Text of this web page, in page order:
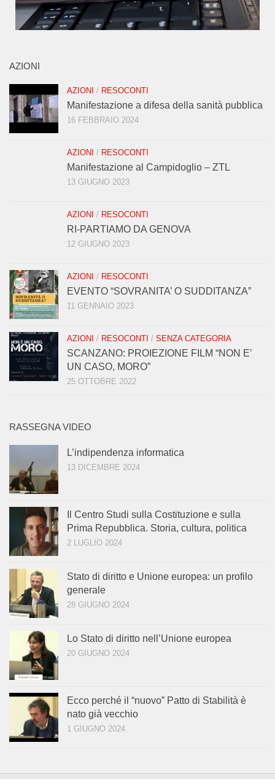
AZIONI
AZIONI / RESOCONTI
Manifestazione a difesa della sanità pubblica
16 FEBBRAIO 2024
AZIONI / RESOCONTI
Manifestazione al Campidoglio – ZTL
13 GIUGNO 2023
AZIONI / RESOCONTI
RI-PARTIAMO DA GENOVA
12 GIUGNO 2023
AZIONI / RESOCONTI
EVENTO “SOVRANITA’ O SUDDITANZA”
11 GENNAIO 2023
AZIONI / RESOCONTI / SENZA CATEGORIA
SCANZANO: PROIEZIONE FILM “NON E’
UN CASO, MORO”
25 OTTOBRE 2022
RASSEGNA VIDEO
L’indipendenza informatica
13 DICEMBRE 2024
Il Centro Studi sulla Costituzione e sulla
Prima Repubblica. Storia, cultura, politica
2 LUGLIO 2024
Stato di diritto e Unione europea: un profilo
generale
28 GIUGNO 2024
Lo Stato di diritto nell’Unione europea
20 GIUGNO 2024
Ecco perché il “nuovo” Patto di Stabilità è
nato già vecchio
1 GIUGNO 2024